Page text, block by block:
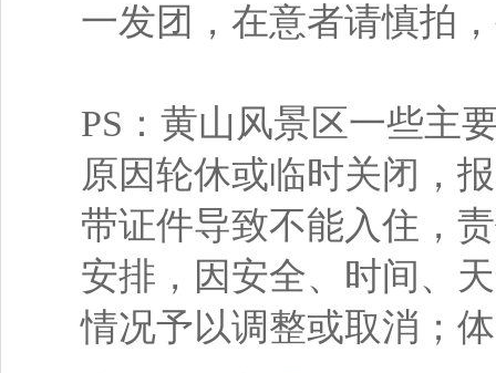
一发团，在意者请慎拍
PS：黄山风景区一些主
原因轮休或临时关闭，
带证件导致不能入住，
安排，因安全、时间、
情况予以调整或取消；